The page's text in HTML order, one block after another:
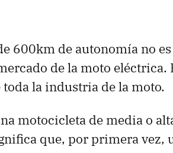
600km de autonomía no
de la moto eléctrica.
la industria de la moto.
motocicleta de media o
que, por primera vez,